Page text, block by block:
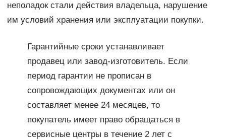
неполадок стали действия владельца, нарушение
им условий хранения или эксплуатации покупки.
Гарантийные сроки устанавливает
продавец или завод-изготовитель. Если
период гарантии не прописан в
сопровождающих документах или он
составляет менее 24 месяцев, то
покупатель имеет право обращаться в
сервисные центры в течение 2 лет с